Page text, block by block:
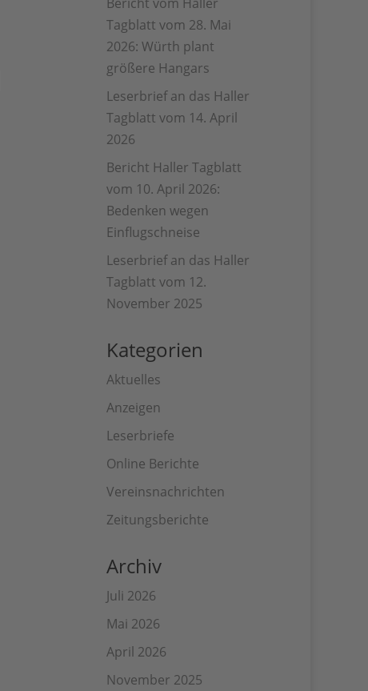
Tagblatt vom 28. Mai
2026: Würth plant
größere Hangars
Leserbrief an das Haller
Tagblatt vom 14. April
2026
Bericht Haller Tagblatt
vom 10. April 2026:
Bedenken wegen
Einflugschneise
Leserbrief an das Haller
Tagblatt vom 12.
November 2025
Kategorien
Aktuelles
Anzeigen
Leserbriefe
Online Berichte
Vereinsnachrichten
Zeitungsberichte
Archiv
Juli 2026
Mai 2026
April 2026
November 2025